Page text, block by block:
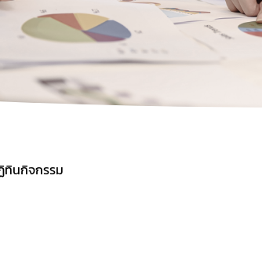
ทินกิจกรรม